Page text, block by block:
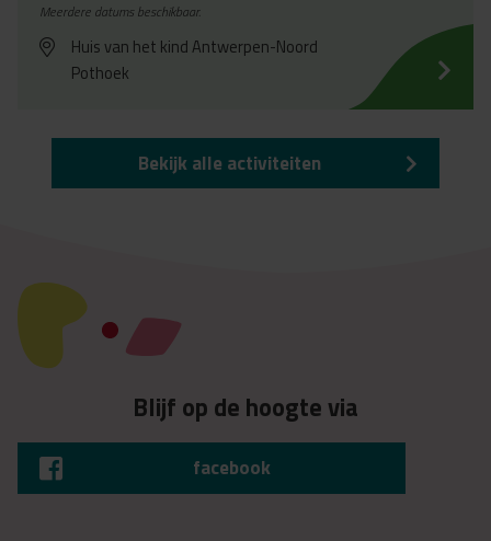
Meerdere datums beschikbaar.
Huis van het kind Antwerpen-Noord
Pothoek
Bekijk alle activiteiten
Blijf op de hoogte via
facebook